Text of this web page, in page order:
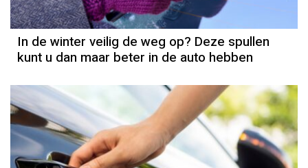
In de winter veilig de weg op? Deze spullen
kunt u dan maar beter in de auto hebben